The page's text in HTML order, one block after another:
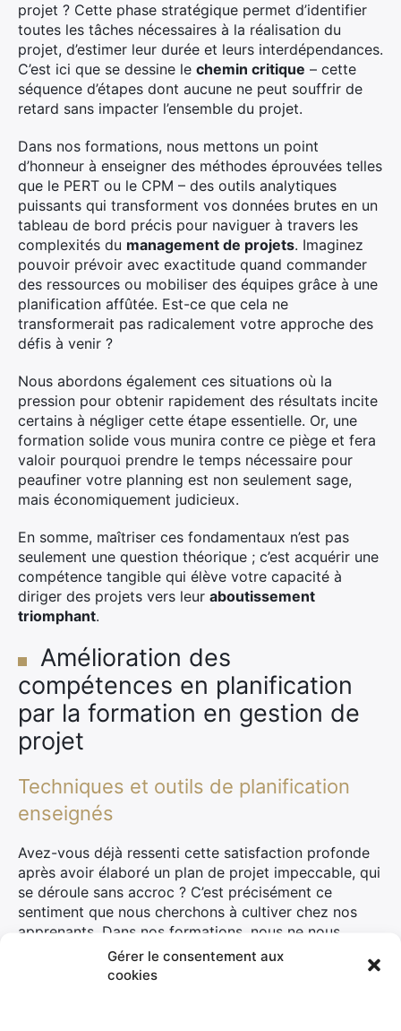
Gérer le consentement aux
cookies
projet ? Cette phase stratégique permet d’identifier
toutes les tâches nécessaires à la réalisation du
projet, d’estimer leur durée et leurs interdépendances.
C’est ici que se dessine le chemin critique – cette
séquence d’étapes dont aucune ne peut souffrir de
retard sans impacter l’ensemble du projet.
Dans nos formations, nous mettons un point
d’honneur à enseigner des méthodes éprouvées telles
que le PERT ou le CPM – des outils analytiques
puissants qui transforment vos données brutes en un
tableau de bord précis pour naviguer à travers les
complexités du management de projets. Imaginez
pouvoir prévoir avec exactitude quand commander
des ressources ou mobiliser des équipes grâce à une
planification affûtée. Est-ce que cela ne
transformerait pas radicalement votre approche des
défis à venir ?
Nous abordons également ces situations où la
pression pour obtenir rapidement des résultats incite
certains à négliger cette étape essentielle. Or, une
formation solide vous munira contre ce piège et fera
valoir pourquoi prendre le temps nécessaire pour
peaufiner votre planning est non seulement sage,
mais économiquement judicieux.
En somme, maîtriser ces fondamentaux n’est pas
seulement une question théorique ; c’est acquérir une
compétence tangible qui élève votre capacité à
diriger des projets vers leur aboutissement
triomphant.
Amélioration des
compétences en planification
par la formation en gestion de
projet
Techniques et outils de planification
enseignés
Avez-vous déjà ressenti cette satisfaction profonde
après avoir élaboré un plan de projet impeccable, qui
se déroule sans accroc ? C’est précisément ce
sentiment que nous cherchons à cultiver chez nos
apprenants. Dans nos formations, nous ne nous
contentons pas d’effleurer la surface ; nous
plongeons dans les méandres des techniques et